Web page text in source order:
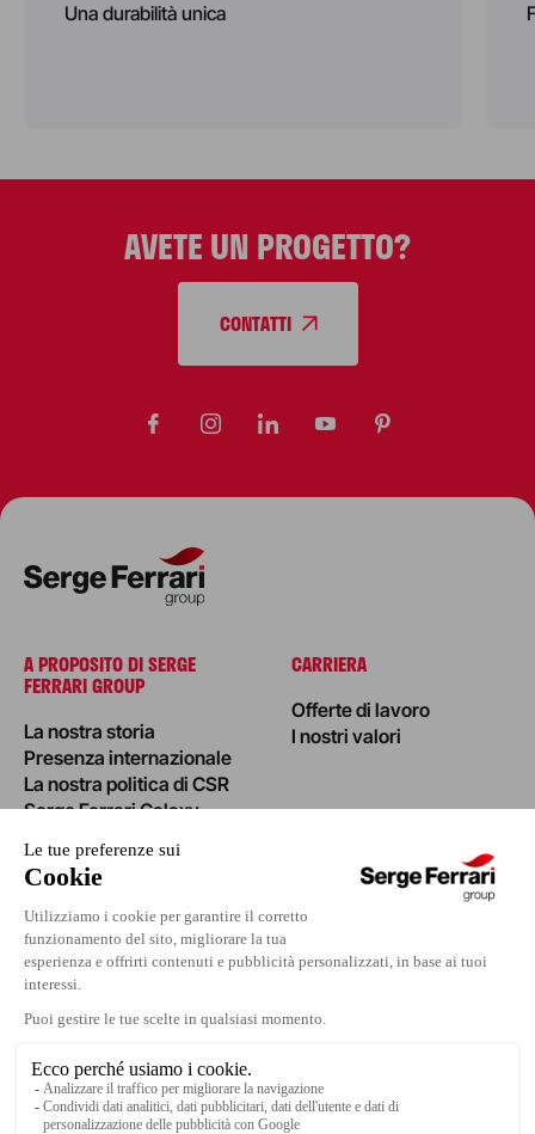
Una durabilità unica
AVETE UN PROGETTO?
CONTATTI
A PROPOSITO DI SERGE
FERRARI GROUP
La nostra storia
Presenza internazionale
La nostra politica di CSR
Serge Ferrari Galaxy
CARRIERA
Offerte di lavoro
I nostri valori
NOTIZIE
I nostri progetti
Evento
INVESTORS
Contatti